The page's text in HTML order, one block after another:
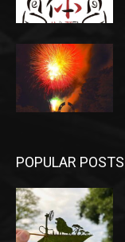
POPULAR POSTS